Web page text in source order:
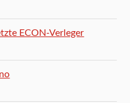
ECON-Verleger